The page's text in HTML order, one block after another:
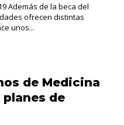
Además de la beca del
ofrecen distintas
unos...
de Medicina
de